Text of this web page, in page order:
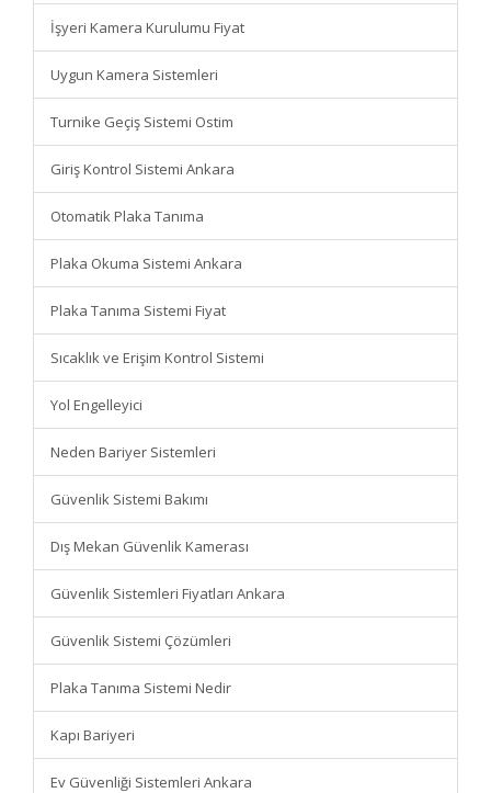
İşyeri Kamera Kurulumu Fiyat
Uygun Kamera Sistemleri
Turnike Geçiş Sistemi Ostim
Giriş Kontrol Sistemi Ankara
Otomatik Plaka Tanıma
Plaka Okuma Sistemi Ankara
Plaka Tanıma Sistemi Fiyat
Sıcaklık ve Erişim Kontrol Sistemi
Yol Engelleyici
Neden Bariyer Sistemleri
Güvenlik Sistemi Bakımı
Dış Mekan Güvenlik Kamerası
Güvenlik Sistemleri Fiyatları Ankara
Güvenlik Sistemi Çözümleri
Plaka Tanıma Sistemi Nedir
Kapı Bariyeri
Ev Güvenliği Sistemleri Ankara